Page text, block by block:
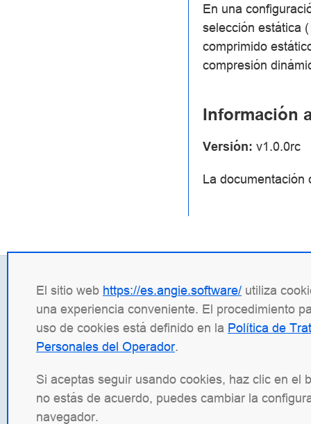
En una
selección estática (
comprimido
compresión
Información
Versión: v1.0.0rc
La documentación
El sitio web https://es.angie.software/ utiliza
una experiencia conveniente. El procedimiento
uso de cookies está definido en la Política de
Personales del Operador.
Si aceptas seguir usando cookies, haz clic en el
no estás de acuerdo, puedes cambiar la
navegador.
Contactos
+7 (495) 120 50 33
info@wbsrv.ru
Noticias en TG
INN:
Angie Software(Web Server, LLC) es una
incluyen la plataforma de balanceo de